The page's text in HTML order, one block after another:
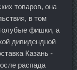
товаров, она
в том
фишки, а
дивидендной
Казань -
распада